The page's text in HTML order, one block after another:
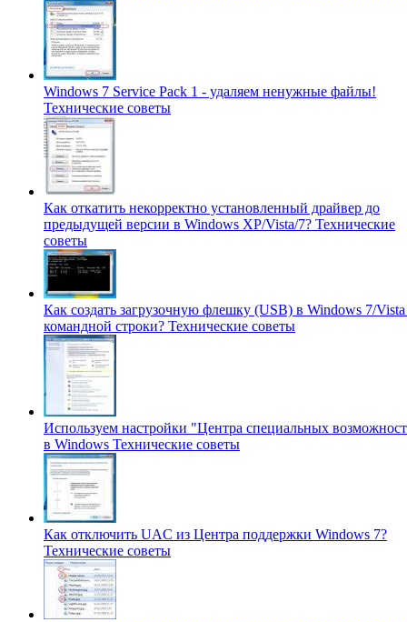
Windows 7 Service Pack 1 - удаляем ненужные файлы!
Технические советы
Как откатить некорректно установленный драйвер до
предыдущей версии в Windows XP/Vista/7? Технические
советы
Как создать загрузочную флешку (USB) в Windows 7/Vista
командной строки? Технические советы
Используем настройки "Центра специальных
в Windows Технические советы
Как отключить UAC из Центра поддержки Windows 7?
Технические советы